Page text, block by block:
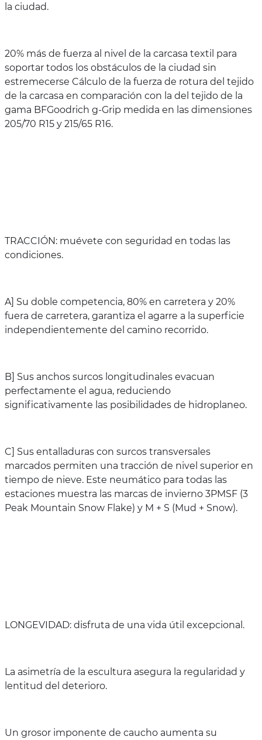
la ciudad.
20% más de fuerza al nivel de la carcasa textil para
soportar todos los obstáculos de la ciudad sin
estremecerse Cálculo de la fuerza de rotura del tejido
de la carcasa en comparación con la del tejido de la
gama BFGoodrich g-Grip medida en las dimensiones
205/70 R15 y 215/65 R16.
TRACCIÓN: muévete con seguridad en todas las
condiciones.
A] Su doble competencia, 80% en carretera y 20%
fuera de carretera, garantiza el agarre a la superficie
independientemente del camino recorrido.
B] Sus anchos surcos longitudinales evacuan
perfectamente el agua, reduciendo
significativamente las posibilidades de hidroplaneo.
C] Sus entalladuras con surcos transversales
marcados permiten una tracción de nivel superior en
tiempo de nieve. Este neumático para todas las
estaciones muestra las marcas de invierno 3PMSF (3
Peak Mountain Snow Flake) y M + S (Mud + Snow).
LONGEVIDAD: disfruta de una vida útil excepcional.
La asimetría de la escultura asegura la regularidad y
lentitud del deterioro.
Un grosor imponente de caucho aumenta su